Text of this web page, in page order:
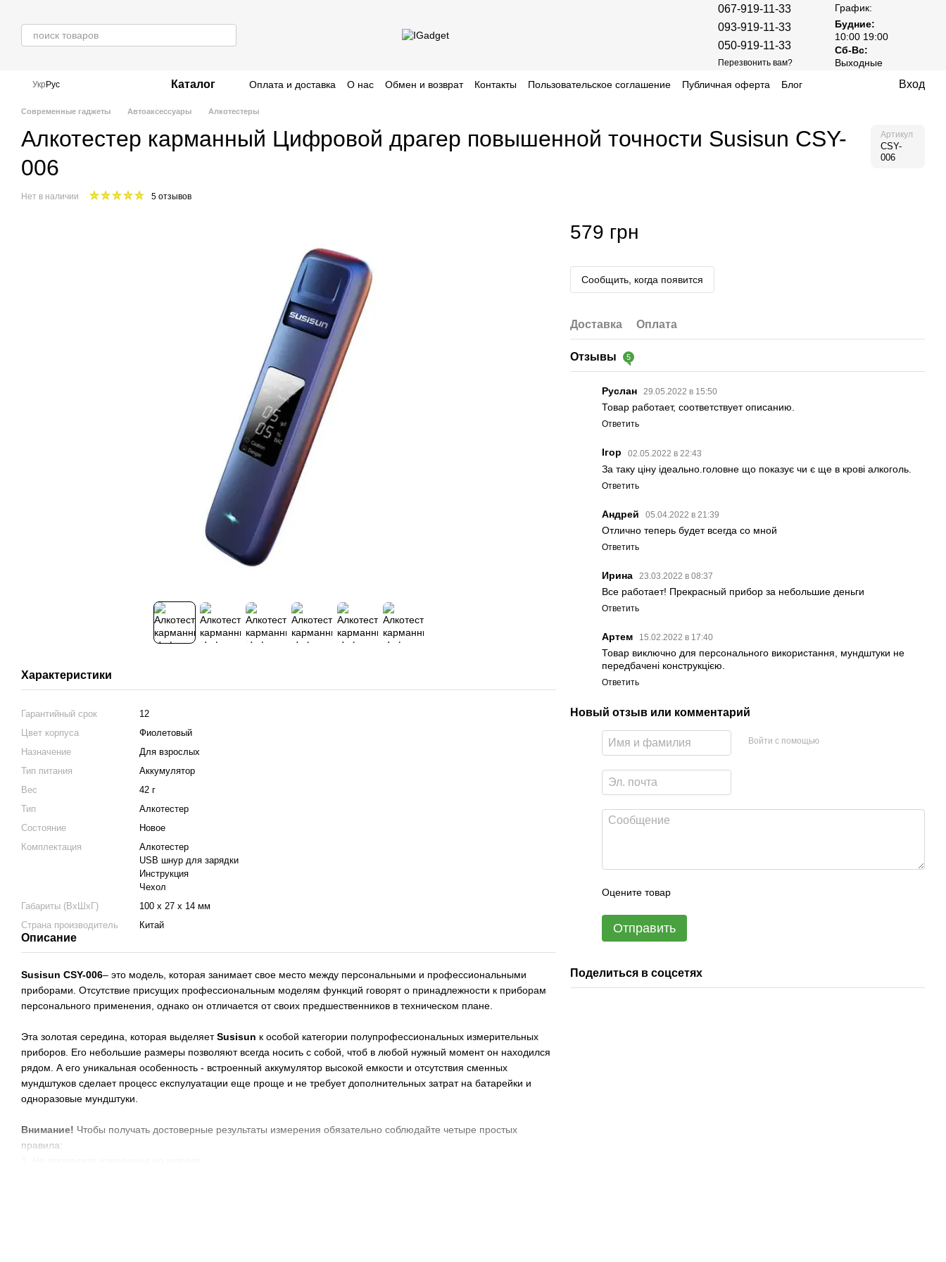
067-919-11-33
093-919-11-33
050-919-11-33
Перезвонить вам?
График:
Будние:
10:00 19:00
Сб-Вс:
Выходные
Укр Рус Каталог Оплата и доставка О нас Обмен и возврат Контакты Пользовательское соглашение Публичная оферта Блог Вход
Современные гаджеты Автоаксессуары Алкотестеры
Алкотестер карманный Цифровой драгер повышенной точности Susisun CSY-
006
Артикул
CSY-
006
Нет в наличии 5 отзывов
Характеристики
Гарантийный срок
12
Цвет корпуса
Фиолетовый
Назначение
Для взрослых
Тип питания
Аккумулятор
Вес
42 г
Тип
Алкотестер
Состояние
Новое
Комплектация
Алкотестер
USB шнур для зарядки
Инструкция
Чехол
Габариты (ВхШхГ)
100 x 27 x 14 мм
Страна производитель
Китай
Описание
Susisun CSY-006– это модель, которая занимает свое место между персональными и профессиональными
приборами. Отсутствие присущих профессиональным моделям функций говорят о принадлежности к приборам
персонального применения, однако он отличается от своих предшественников в техническом плане.
Эта золотая середина, которая выделяетSusisun к особой категории полупрофессиональных измерительных
приборов. Его небольшие размеры позволяют всегда носить с собой, чтоб в любой нужный момент он находился
рядом. А его уникальная особенность - встроенный аккумулятор высокой емкости и отсутствия сменных
мундштуков сделает процесс експулуатации еще проще и не требует дополнительных затрат на батарейки и
одноразовые мундштуки.
Внимание! Чтобы получать достоверные результаты измерения обязательно соблюдайте четыре простых
правила:
579 грн
Сообщить, когда появится
Доставка Оплата
Отзывы 5
Руслан 29.05.2022 в 15:50
Товар работает, соответствует описанию.
Ответить
Ігор 02.05.2022 в 22:43
За таку ціну ідеально.головне що показує чи є ще в крові алкоголь.
Ответить
Андрей 05.04.2022 в 21:39
Отлично теперь будет всегда со мной
Ответить
Ирина 23.03.2022 в 08:37
Все работает! Прекрасный прибор за небольшие деньги
Ответить
Артем 15.02.2022 в 17:40
Товар виключно для персонального використання, мундштуки не
передбачені конструкцією.
Ответить
Новый отзыв или комментарий
Войти с помощью
Оцените товар
Отправить
Поделиться в соцсетях